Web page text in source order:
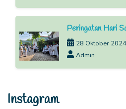
Peringatan Hari
28 Oktober 2024
Admin
Instagram